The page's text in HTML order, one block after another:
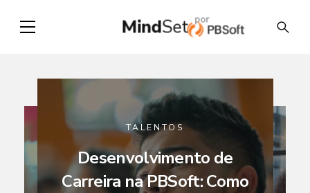
MindSet por
TALENTOS
Desenvolvimento de
Carreira na PBSoft: Como